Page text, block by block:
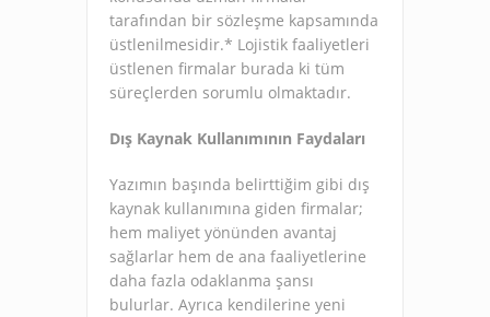
tarafından bir sözleşme kapsamında
üstlenilmesidir.* Lojistik faaliyetleri
üstlenen firmalar burada ki tüm
süreçlerden sorumlu olmaktadır.
Dış Kaynak Kullanımının Faydaları
Yazımın başında belirttiğim gibi dış
kaynak kullanımına giden firmalar;
hem maliyet yönünden avantaj
sağlarlar hem de ana faaliyetlerine
daha fazla odaklanma şansı
bulurlar. Ayrıca kendilerine yeni